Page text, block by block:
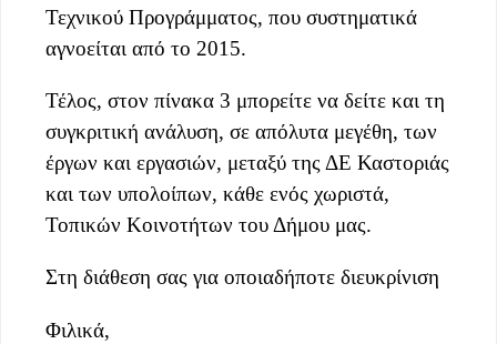
Τεχνικού Προγράμματος, που συστηματικά
αγνοείται από το 2015.
Τέλος, στον πίνακα 3 μπορείτε να δείτε και τη
συγκριτική ανάλυση, σε απόλυτα μεγέθη, των
έργων και εργασιών, μεταξύ της ΔΕ Καστοριάς
και των υπολοίπων, κάθε ενός χωριστά,
Τοπικών Κοινοτήτων του Δήμου μας.
Στη διάθεση σας για οποιαδήποτε διευκρίνιση
Φιλικά,